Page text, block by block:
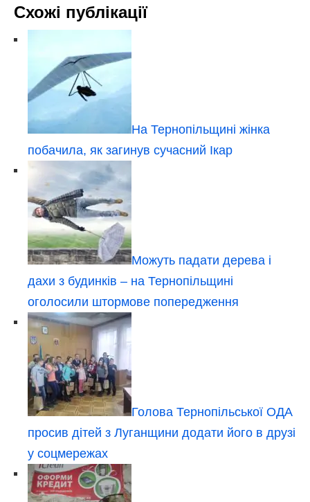
Схожі публікації
На Тернопільщині жінка
побачила, як загинув сучасний Ікар
Можуть падати дерева і
дахи з будинків – на Тернопільщині
оголосили штормове попередження
Голова Тернопільської ОДА
просив дітей з Луганщини додати його в друзі
у соцмережах